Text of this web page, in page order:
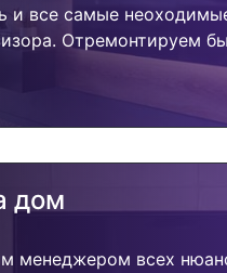
и все самые
Отремонтируем
дом
менеджером всех